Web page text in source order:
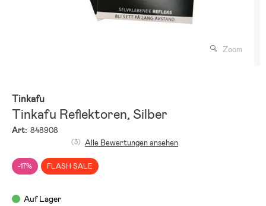
Zoom
Tinkafu
Tinkafu Reflektoren, Silber
Art: 848908
-17% FLASH SALE
(3) Alle Bewertungen ansehen
Auf Lager